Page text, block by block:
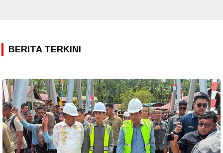
BERITA TERKINI